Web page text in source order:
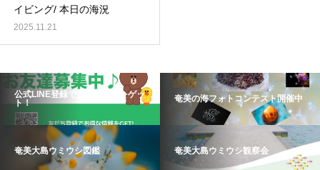
イビング/ 本日の海況
2025.11.21
公式LINE登録でお得な情報をゲッ
ト！
奄美の海フォトコンテスト開催中
奄美大島ウミウシ図鑑 奄美大島ウミウシ観察会